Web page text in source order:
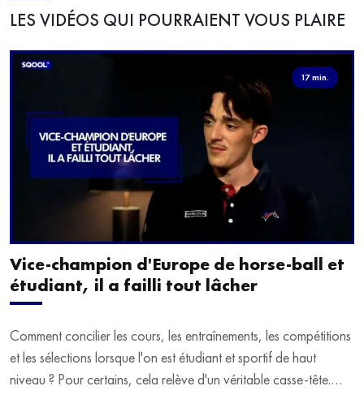
LES VIDÉOS QUI POURRAIENT VOUS PLAIRE
17 min.
Vice-champion d'Europe de horse-ball et
étudiant, il a failli tout lâcher
Comment concilier les cours, les entraînements, les compétitions
et les sélections lorsque l'on est étudiant et sportif de haut
niveau ? Pour certains, cela relève d'un véritable casse-tête.